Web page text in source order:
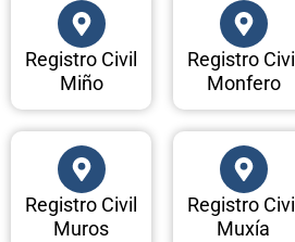
Registro Civil
Miño
Registro Civil
Monfero
Registro Civil
Muros
Registro Civil
Muxía